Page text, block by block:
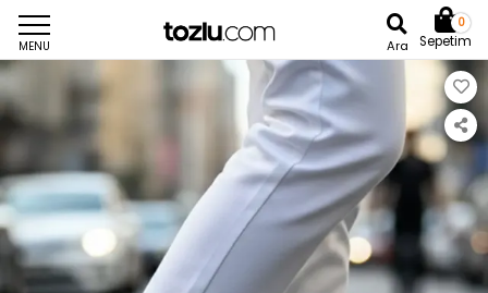
MENU Ara
0
Sepetim